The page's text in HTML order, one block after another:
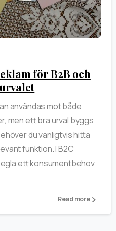
0
för B2B och
användas mot både
men ett bra urval byggs
du vanligtvis hitta
funktion. I B2C
ett konsumentbehov
Read more